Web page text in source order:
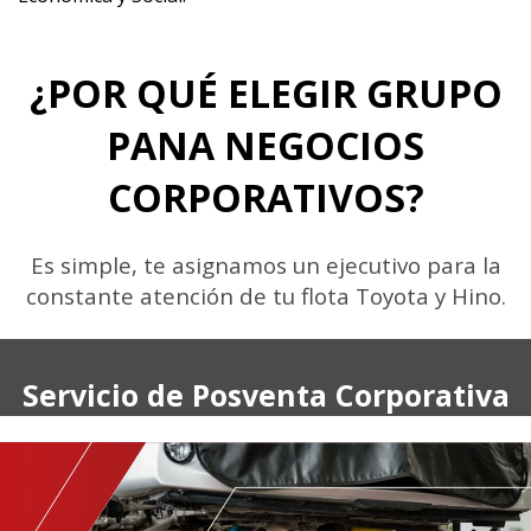
¿POR QUÉ ELEGIR GRUPO
PANA NEGOCIOS
CORPORATIVOS?
Es simple, te asignamos un ejecutivo para la
constante atención de tu flota Toyota y Hino.
Servicio de Posventa Corporativa